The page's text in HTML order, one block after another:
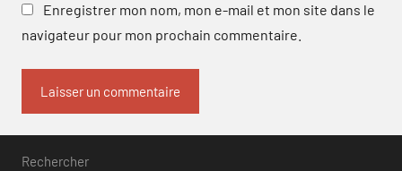
Enregistrer mon nom, mon e-mail et mon site dans le
navigateur pour mon prochain commentaire.
Rechercher